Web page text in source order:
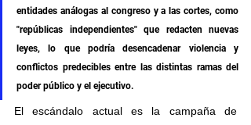
entidades análogas al congreso y a las cortes, como
"repúblicas independientes" que redacten nuevas
leyes, lo que podría desencadenar violencia y
conflictos predecibles entre las distintas ramas del
poder público y el ejecutivo.
El escándalo actual es la campaña de